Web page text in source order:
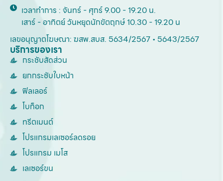
เวลาทำการ : จันทร์ - ศุกร์ 9.00 - 19.20 น.
เสาร์ - อาทิตย์ วันหยุดนักขัตฤกษ์ 10.30 - 19.20 น
เลขอนุญาตโฆษณา: ฆสพ.สบส. 5634/2567 • 5643/2567
บริการของเรา
กระชับสัดส่วน
ยกกระชับใบหน้า
ฟิลเลอร์
โบท็อก
ทรีตเมนต์
โปรแกรมเลเซอร์ลดรอย
โปรแกรม เมโส
เลเซอร์ขน